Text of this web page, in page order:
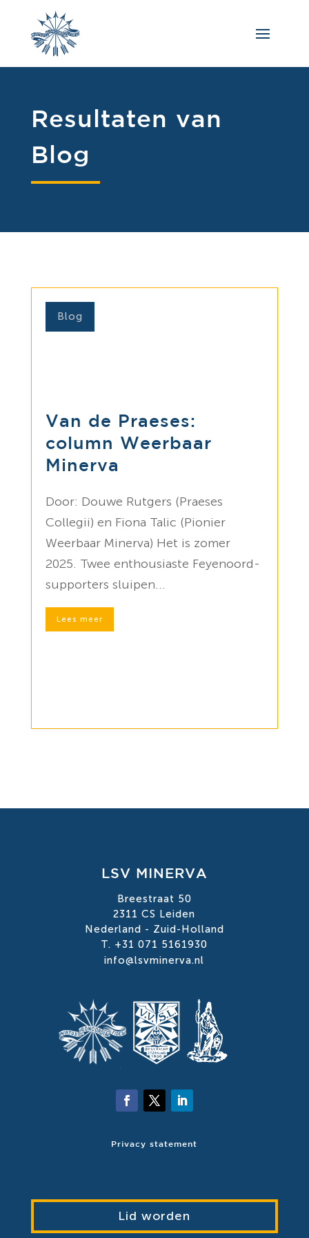
Resultaten van
Blog
Blog
Van de Praeses:
column Weerbaar
Minerva
Door: Douwe Rutgers (Praeses
Collegii) en Fiona Talic (Pionier
Weerbaar Minerva) Het is zomer
2025. Twee enthousiaste Feyenoord-
supporters sluipen...
Lees meer
LSV MINERVA
Breestraat 50
2311 CS Leiden
Nederland - Zuid-Holland
T. +31 071 5161930
info@lsvminerva.nl
Privacy statement
Lid worden